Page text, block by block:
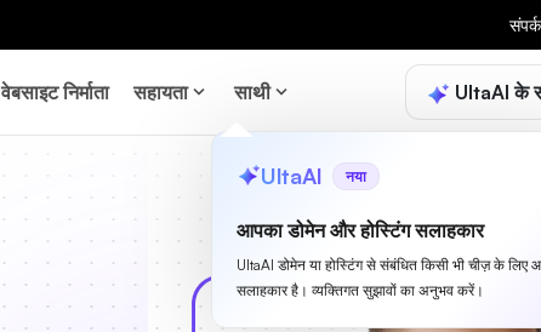
वेबसाइट निर्माता सहायता साथी UltaAI के
UltaAI नया
आपका डोमेन और होस्टिंग सलाहकार
UltaAI डोमेन या होस्टिंग से संबंधित किसी भी चीज़ के लिए
सलाहकार है। व्यक्तिगत सुझावों का अनुभव करें।